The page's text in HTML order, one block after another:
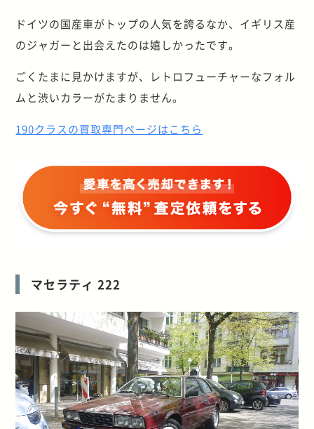
ドイツの国産車がトップの人気を誇るなか、イギリス産
のジャガーと出会えたのは嬉しかったです。
ごくたまに見かけますが、レトロフューチャーなフォル
ムと渋いカラーがたまりません。
190クラスの買取専門ページはこちら
マセラティ 222